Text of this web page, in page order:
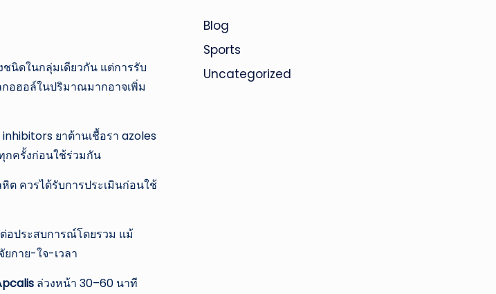
นิดในกลุ่มเดียวกัน แต่การรับ
อฮอล์ในปริมาณมากอาจเพิ่ม
ยาต้านเชื้อรา azoles
กครั้งก่อนใช้ร่วมกัน
ต ควรได้รับการประเมินก่อนใช้
อประสบการณ์โดยรวม แม้
กาย-ใจ-เวลา
ล่วงหน้า 30–60 นาที
Blog
Sports
Uncategorized